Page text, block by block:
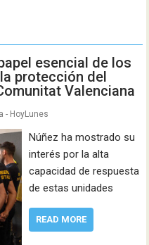
esencial de los
protección del
Valenciana
- HoyLunes
Núñez ha mostrado su
interés por la alta
capacidad de respuesta
de estas unidades
READ MORE